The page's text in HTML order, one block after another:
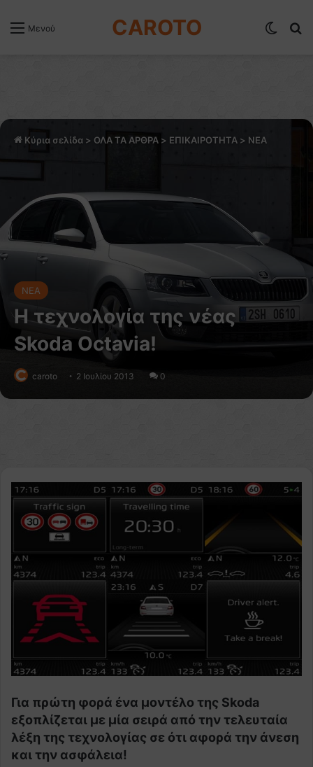
Μενού CAROTO
Κύρια σελίδα > ΟΛΑ ΤΑ ΑΡΘΡΑ > ΕΠΙΚΑΙΡΟΤΗΤΑ > NEA
NEA
H τεχνολογία της νέας
Skoda Octavia!
caroto 2 Ιουλίου 2013 0
Για πρώτη φορά ένα μοντέλο της Skoda
εξοπλίζεται με μία σειρά από την τελευταία
λέξη της τεχνολογίας σε ότι αφορά την άνεση
και την ασφάλεια!